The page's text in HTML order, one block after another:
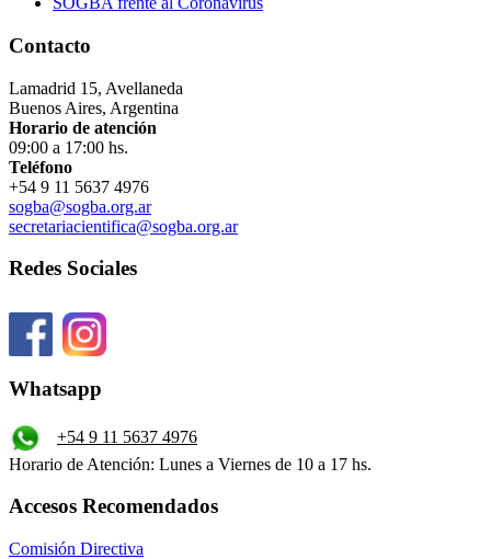
Contacto
Lamadrid 15, Avellaneda
Buenos Aires, Argentina
Horario de atención
09:00 a 17:00 hs.
Teléfono
+54 9 11 5637 4976
sogba@sogba.org.ar
secretariacientifica@sogba.org.ar
Redes Sociales
Whatsapp
+54 9 11 5637 4976
Horario de Atención: Lunes a Viernes de 10 a 17 hs.
Accesos Recomendados
Comisión Directiva